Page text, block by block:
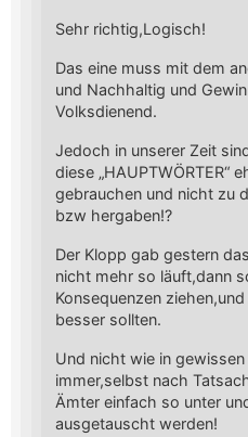
Sehr richtig,Logisch!
Das eine muss mit dem
und Nachhaltig und
Volksdienend.
Jedoch in unserer Zeit
diese „HAUPTWÖRTER“
gebrauchen und nicht zu
bzw hergaben!?
Der Klopp gab gestern
nicht mehr so läuft,dann
Konsequenzen
besser sollten.
Und nicht wie in
immer,selbst nach
Ämter einfach so unter
ausgetauscht werden!